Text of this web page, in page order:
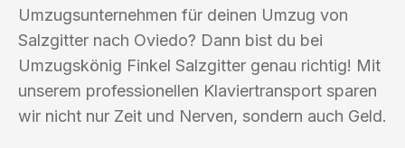
Umzugsunternehmen für deinen Umzug von
Salzgitter nach Oviedo? Dann bist du bei
Umzugskönig Finkel Salzgitter genau richtig! Mit
unserem professionellen Klaviertransport sparen
wir nicht nur Zeit und Nerven, sondern auch Geld.